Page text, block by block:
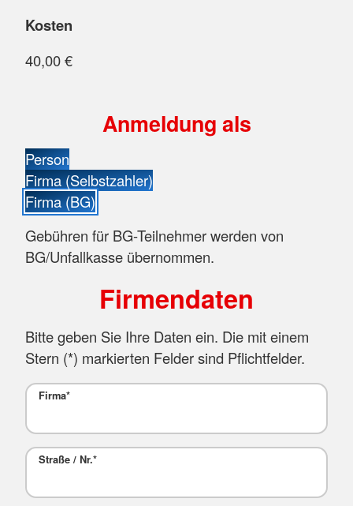
Kosten
40,00 €
Anmeldung als
Person
Firma (Selbstzahler)
Firma (BG)
Gebühren für BG-Teilnehmer werden von
BG/Unfallkasse übernommen.
Firmendaten
Bitte geben Sie Ihre Daten ein. Die mit einem
Stern (*) markierten Felder sind Pflichtfelder.
Firma*
Straße / Nr.*